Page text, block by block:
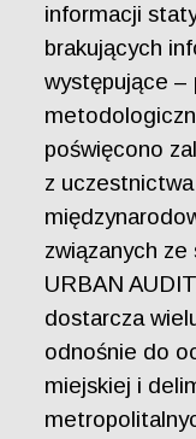
informacji
brakujących
występujące –
poświęcono
z
związanych
URBAN
dostarcza
odnośnie do
miejskiej i